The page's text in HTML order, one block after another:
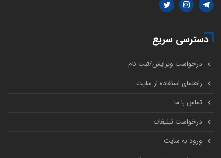
دسترسی سریع
درخواست ویرایش/ثبت نام
راهنمای استفاده از سایت
تماس با ما
درخواست تبلیغات
ورود به سایت